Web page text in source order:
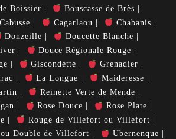
Boissier
Bouscasse de Brès
Cabusse Cagarlaou
Chabanis
Donzeille
Doucette Blanche
Douce Régionale Rouge
Giscondette
Grenadier
La Longue
Maideresse
Reinette Verte de Mende
Rose Douce
Rose Plate
Rouge de Villefort ou Villefort
Double de Villefort
Ubernenque